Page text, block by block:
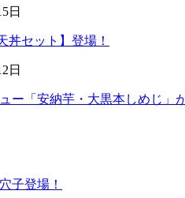
日
丼セット】登場！
日
ー「安納芋・大黒本しめじ」
子登場！